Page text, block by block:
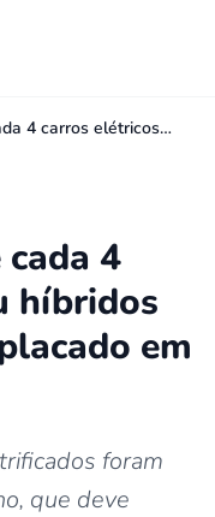
4 carros elétricos…
4
híbridos
em
foram
que deve